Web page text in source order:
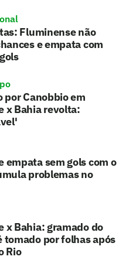
Fluminense não
e empata com
por Canobbio em
x Bahia revolta:
empata sem gols com o
problemas no
x Bahia: gramado do
tomado por folhas após
Rio